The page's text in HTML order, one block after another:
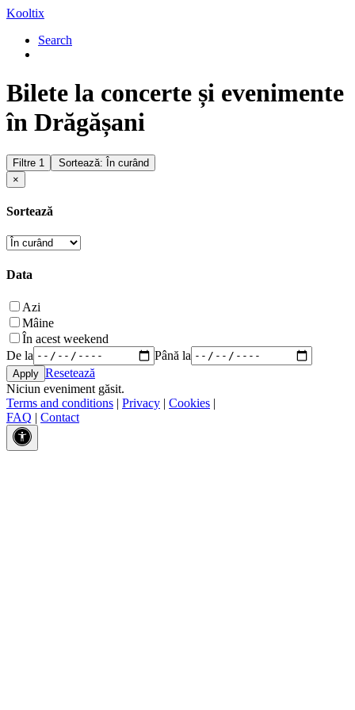
Kooltix
Search
Bilete la concerte și evenimente
în Drăgășani
Filtre 1
Sortează: În curând
×
Sortează
Data
Azi
Mâine
În acest weekend
De la
Până la
Resetează
Niciun eveniment găsit.
Terms and conditions | Privacy | Cookies |
FAQ | Contact